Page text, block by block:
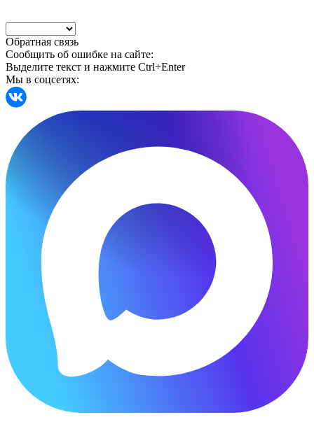
Обратная связь
Сообщить об ошибке на сайте:
Выделите текст и нажмите Ctrl+Enter
Мы в соцсетях: